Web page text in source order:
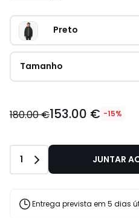
Preto
Tamanho
€
180.00
€
de
desconto
180.00 €153.00 € -15%
Quantidade
1 JUNTAR
Entrega prevista em 5 dias